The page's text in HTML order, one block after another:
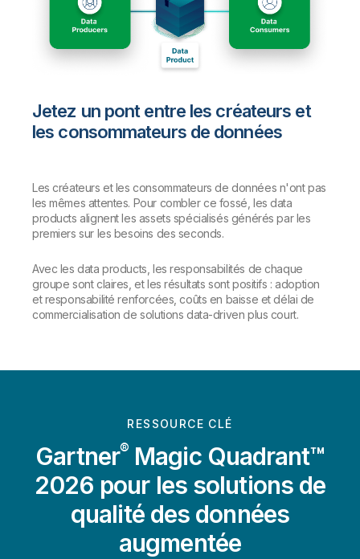
Jetez un pont entre les créateurs et
les consommateurs de données
Les créateurs et les consommateurs de données n'ont pas
les mêmes attentes. Pour combler ce fossé, les data
products alignent les assets spécialisés générés par les
premiers sur les besoins des seconds.
Avec les data products, les responsabilités de chaque
groupe sont claires, et les résultats sont positifs : adoption
et responsabilité renforcées, coûts en baisse et délai de
commercialisation de solutions data-driven plus court.
RESSOURCE CLÉ
Gartner® Magic Quadrant™
2026 pour les solutions de
qualité des données
augmentée